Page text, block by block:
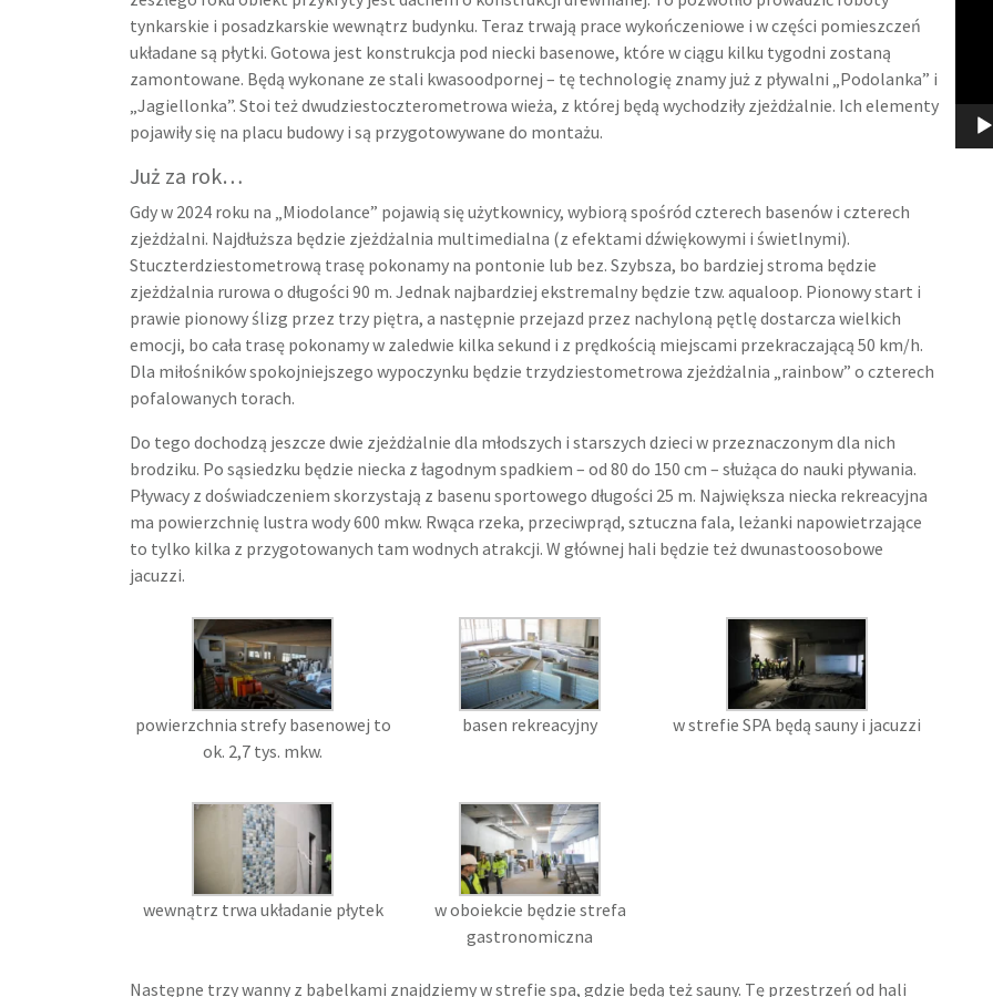
tynkarskie i posadzkarskie wewnątrz budynku. Teraz trwają prace wykończeniowe i w części pomieszczeń
układane są płytki. Gotowa jest konstrukcja pod niecki basenowe, które w ciągu kilku tygodni zostaną
zamontowane. Będą wykonane ze stali kwasoodpornej – tę technologię znamy już z pływalni „Podolanka” i
„Jagiellonka”. Stoi też dwudziestoczterometrowa wieża, z której będą wychodziły zjeżdżalnie. Ich elementy
pojawiły się na placu budowy i są przygotowywane do montażu.
Już za rok…
Gdy w 2024 roku na „Miodolance” pojawią się użytkownicy, wybiorą spośród czterech basenów i czterech
zjeżdżalni. Najdłuższa będzie zjeżdżalnia multimedialna (z efektami dźwiękowymi i świetlnymi).
Stuczterdziestometrową trasę pokonamy na pontonie lub bez. Szybsza, bo bardziej stroma będzie
zjeżdżalnia rurowa o długości 90 m. Jednak najbardziej ekstremalny będzie tzw. aqualoop. Pionowy start i
prawie pionowy ślizg przez trzy piętra, a następnie przejazd przez nachyloną pętlę dostarcza wielkich
emocji, bo cała trasę pokonamy w zaledwie kilka sekund i z prędkością miejscami przekraczającą 50 km/h.
Dla miłośników spokojniejszego wypoczynku będzie trzydziestometrowa zjeżdżalnia „rainbow” o czterech
pofalowanych torach.
Do tego dochodzą jeszcze dwie zjeżdżalnie dla młodszych i starszych dzieci w przeznaczonym dla nich
brodziku. Po sąsiedzku będzie niecka z łagodnym spadkiem – od 80 do 150 cm – służąca do nauki pływania.
Pływacy z doświadczeniem skorzystają z basenu sportowego długości 25 m. Największa niecka rekreacyjna
ma powierzchnię lustra wody 600 mkw. Rwąca rzeka, przeciwprąd, sztuczna fala, leżanki napowietrzające
to tylko kilka z przygotowanych tam wodnych atrakcji. W głównej hali będzie też dwunastoosobowe
jacuzzi.
powierzchnia strefy basenowej to
ok. 2,7 tys. mkw.
basen rekreacyjny w strefie SPA będą sauny i jacuzzi
wewnątrz trwa układanie płytek
w oboiekcie będzie strefa
gastronomiczna
Następne trzy wanny z bąbelkami znajdziemy w strefie spa, gdzie będą też sauny. Tę przestrzeń od hali